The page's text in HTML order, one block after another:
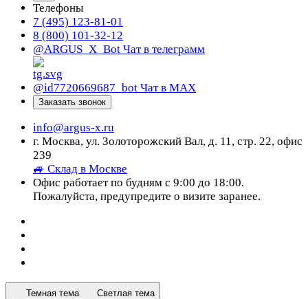
Телефоны
7 (495) 123-81-01
8 (800) 101-32-12
@ARGUS_X_Bot Чат в телеграмм
@id7720669687_bot Чат в МАХ
Заказать звонок
info@argus-x.ru
г. Москва, ул. Золоторожский Вал, д. 11, стр. 22, офис
239
🚙 Склад в Москве
Офис работает по будням с 9:00 до 18:00.
Пожалуйста, предупредите о визите заранее.
Темная тема Светлая тема